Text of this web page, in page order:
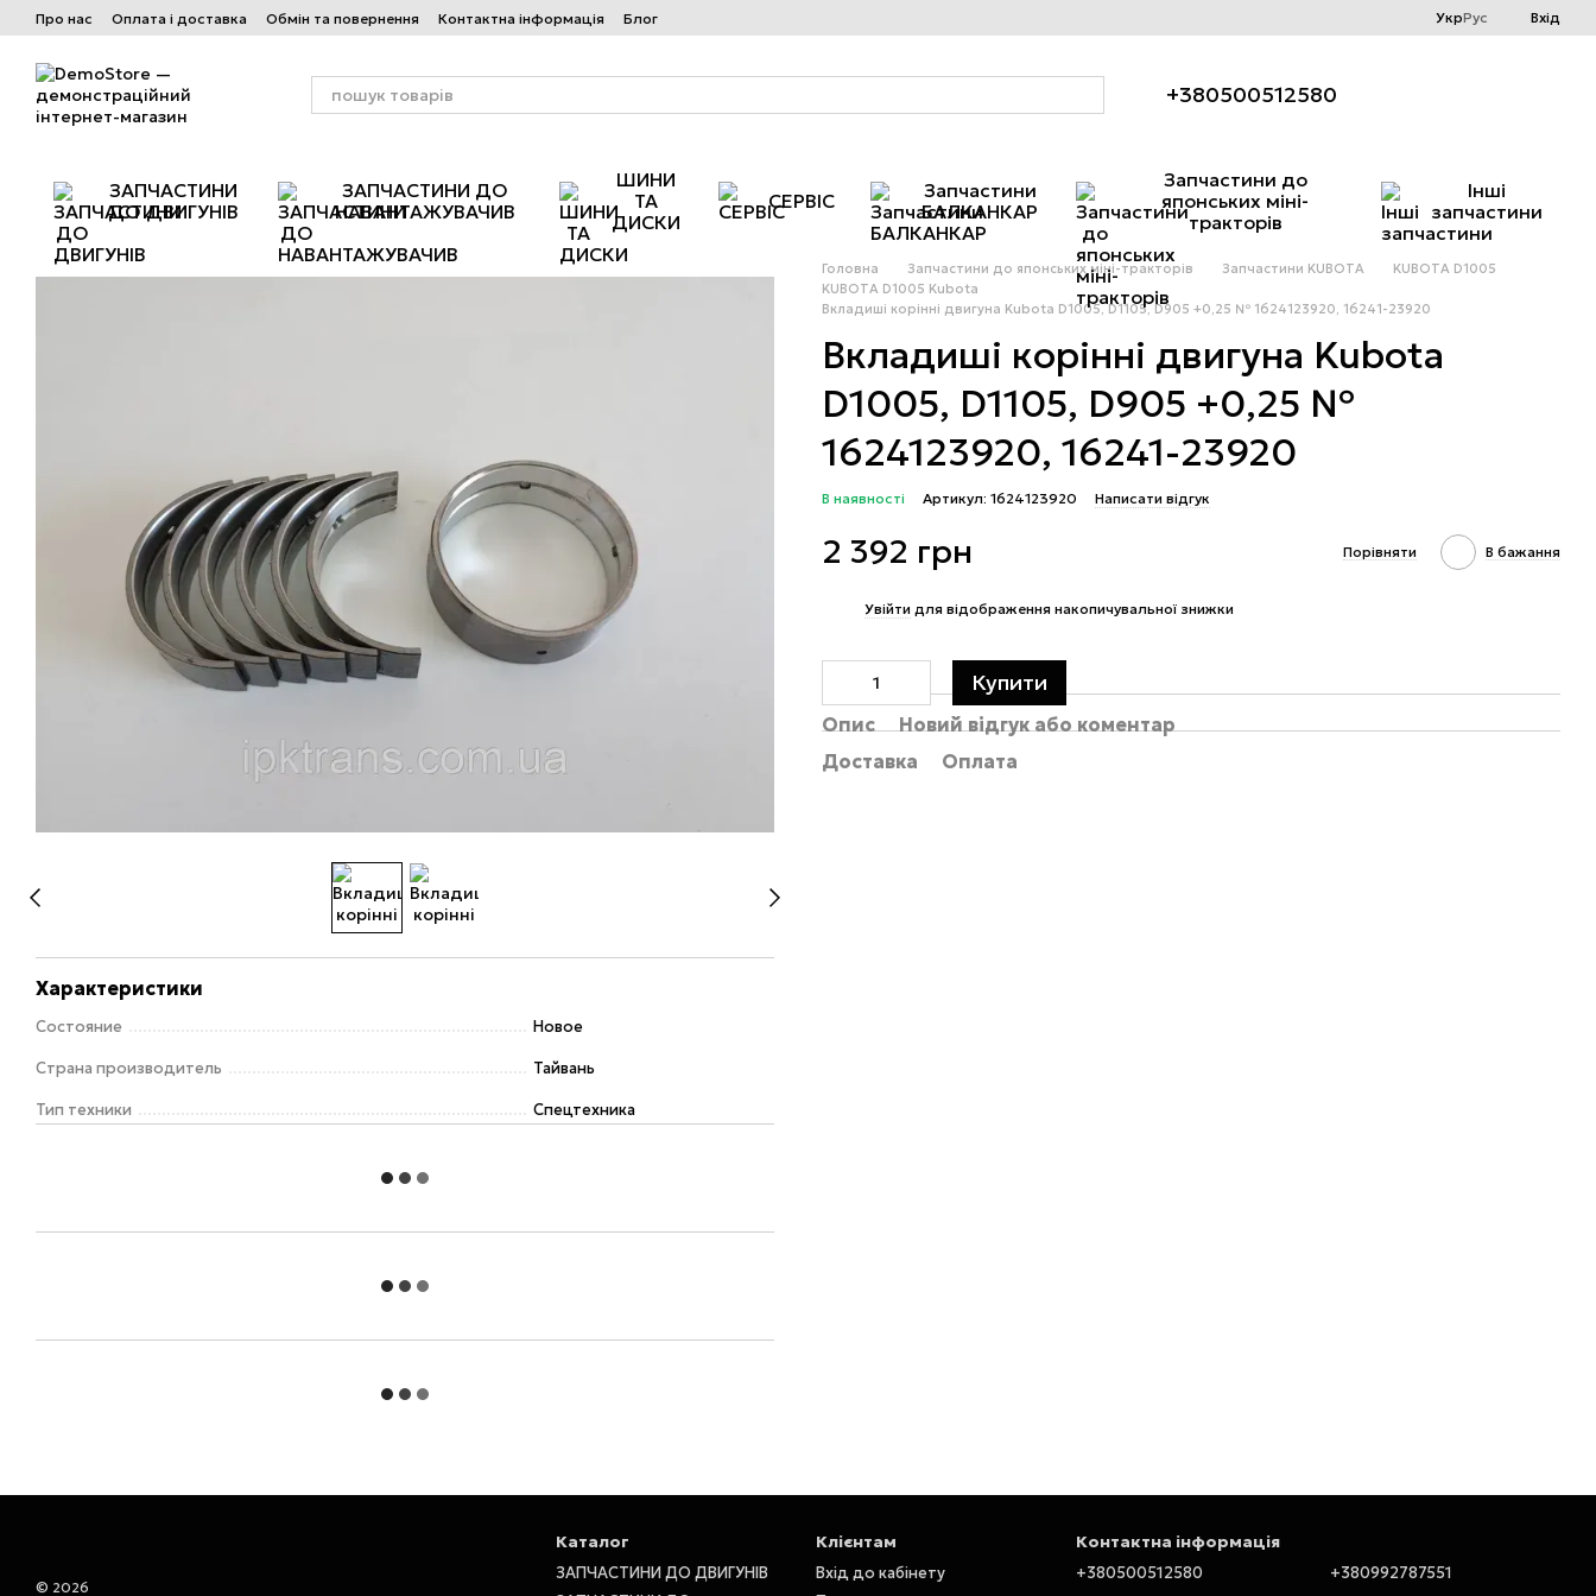
Перейти до основного контенту
Про нас Оплата і доставка Обмін та повернення Контактна інформація Блог УкрРус Вхід
+380500512580
ЗАПЧАСТИНИ
ДО ДВИГУНІВ
ЗАПЧАСТИНИ ДО
НАВАНТАЖУВАЧИВ
ШИНИ
ТА
ДИСКИ
СЕРВІС
Запчастини
БАЛКАНКАР
Запчастини до
японських міні-
тракторів
Інші
запчастини
Характеристики
Состояние Новое
Страна производитель Тайвань
Тип техники Спецтехника
Головна Запчастини до японських міні-тракторів Запчастини KUBOTA
KUBOTA D1005
KUBOTA D1005 Kubota
Вкладиші корінні двигуна Kubota D1005, D1105, D905 +0,25 № 1624123920, 16241-23920
Вкладиші корінні двигуна Kubota
D1005, D1105, D905 +0,25 №
1624123920, 16241-23920
В наявності Артикул: 1624123920 Написати відгук
2 392 грн Порівняти В бажання
Увійти для відображення накопичувальної знижки
Купити
Опис
Новий відгук або коментар
Доставка
Оплата
© 2026
Каталог
ЗАПЧАСТИНИ ДО ДВИГУНІВ
Клієнтам
Вхід до кабінету
Контактна інформація
+380500512580
+380992787551